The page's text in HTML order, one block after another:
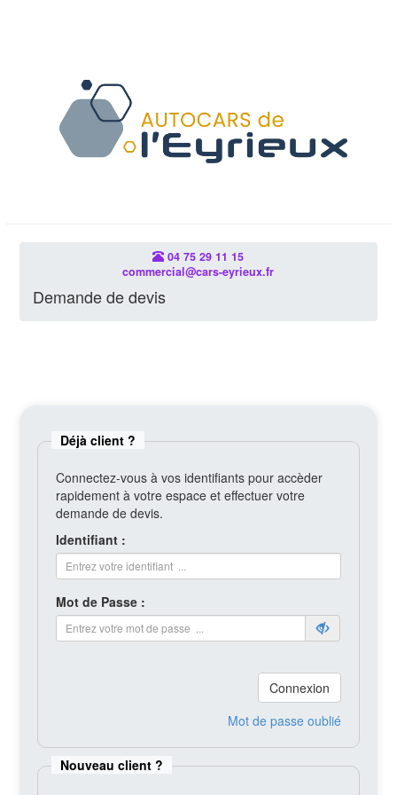
04 75 29 11 15
commercial@cars-eyrieux.fr
Demande de devis
Déjà client ?
Connectez-vous à vos identifiants pour accèder
rapidement à votre espace et effectuer votre
demande de devis.
Identifiant :
Mot de Passe :
Connexion
Mot de passe oublié
Nouveau client ?